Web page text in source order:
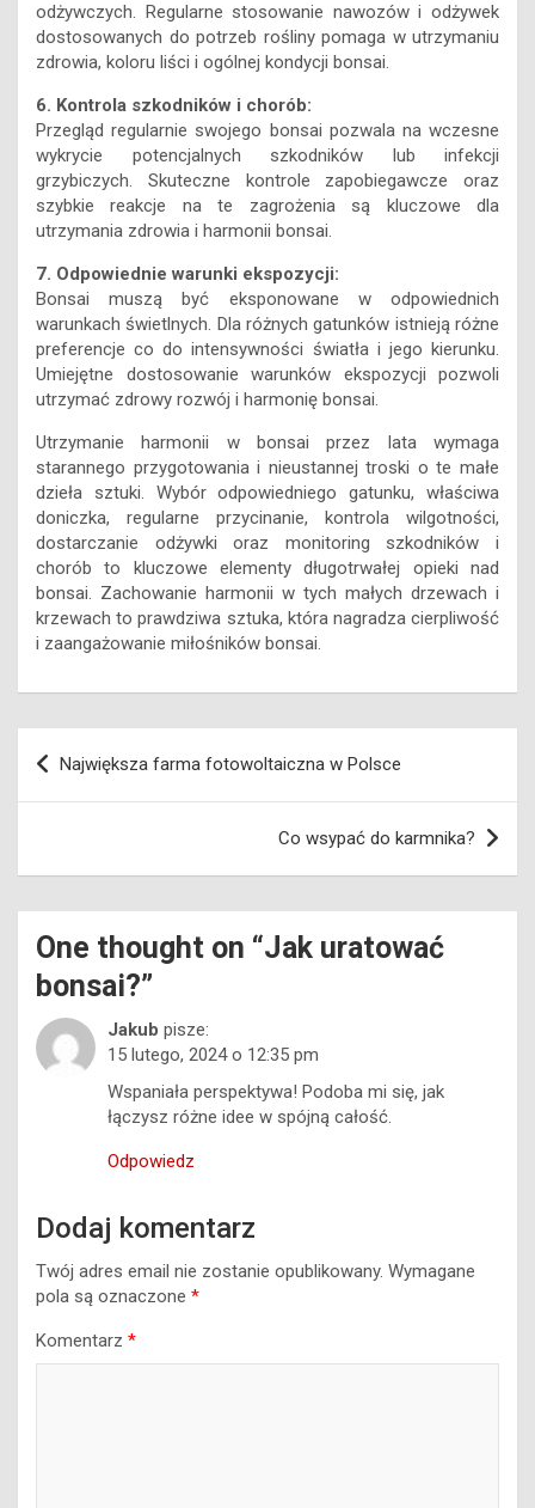
odżywczych. Regularne stosowanie nawozów i odżywek
dostosowanych do potrzeb rośliny pomaga w utrzymaniu
zdrowia, koloru liści i ogólnej kondycji bonsai.
6. Kontrola szkodników i chorób:
Przegląd regularnie swojego bonsai pozwala na wczesne
wykrycie potencjalnych szkodników lub infekcji
grzybiczych. Skuteczne kontrole zapobiegawcze oraz
szybkie reakcje na te zagrożenia są kluczowe dla
utrzymania zdrowia i harmonii bonsai.
7. Odpowiednie warunki ekspozycji:
Bonsai muszą być eksponowane w odpowiednich
warunkach świetlnych. Dla różnych gatunków istnieją różne
preferencje co do intensywności światła i jego kierunku.
Umiejętne dostosowanie warunków ekspozycji pozwoli
utrzymać zdrowy rozwój i harmonię bonsai.
Utrzymanie harmonii w bonsai przez lata wymaga
starannego przygotowania i nieustannej troski o te małe
dzieła sztuki. Wybór odpowiedniego gatunku, właściwa
doniczka, regularne przycinanie, kontrola wilgotności,
dostarczanie odżywki oraz monitoring szkodników i
chorób to kluczowe elementy długotrwałej opieki nad
bonsai. Zachowanie harmonii w tych małych drzewach i
krzewach to prawdziwa sztuka, która nagradza cierpliwość
i zaangażowanie miłośników bonsai.
Nawigacja
wpisu
Największa farma fotowoltaiczna w Polsce
Co wsypać do karmnika?
One thought on “Jak uratować
bonsai?”
Jakub pisze:
15 lutego, 2024 o 12:35 pm
Wspaniała perspektywa! Podoba mi się, jak
łączysz różne idee w spójną całość.
Odpowiedz
Dodaj komentarz
Twój adres email nie zostanie opublikowany. Wymagane
pola są oznaczone *
Komentarz *